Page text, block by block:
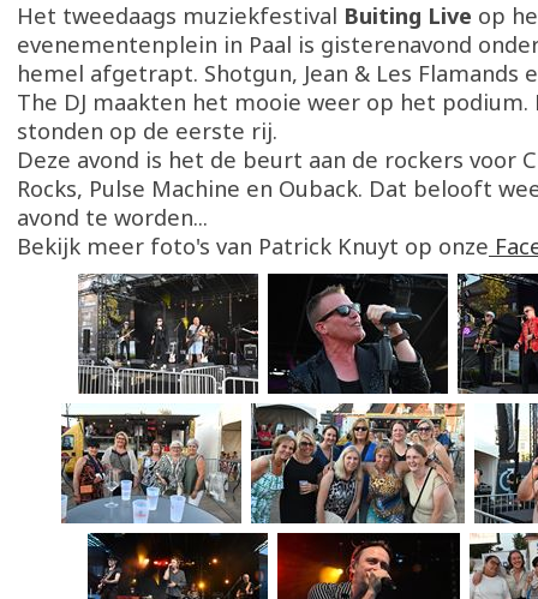
Het tweedaags muziekfestival Buiting Live op
evenementenplein in Paal is gisterenavond
hemel afgetrapt. Shotgun, Jean & Les Flamands
The DJ maakten het mooie weer op het podium.
stonden op de eerste rij.
Deze avond is het de beurt aan de rockers voor
Rocks, Pulse Machine en Ouback. Dat belooft
avond te worden...
Bekijk meer foto's van Patrick Knuyt op onze